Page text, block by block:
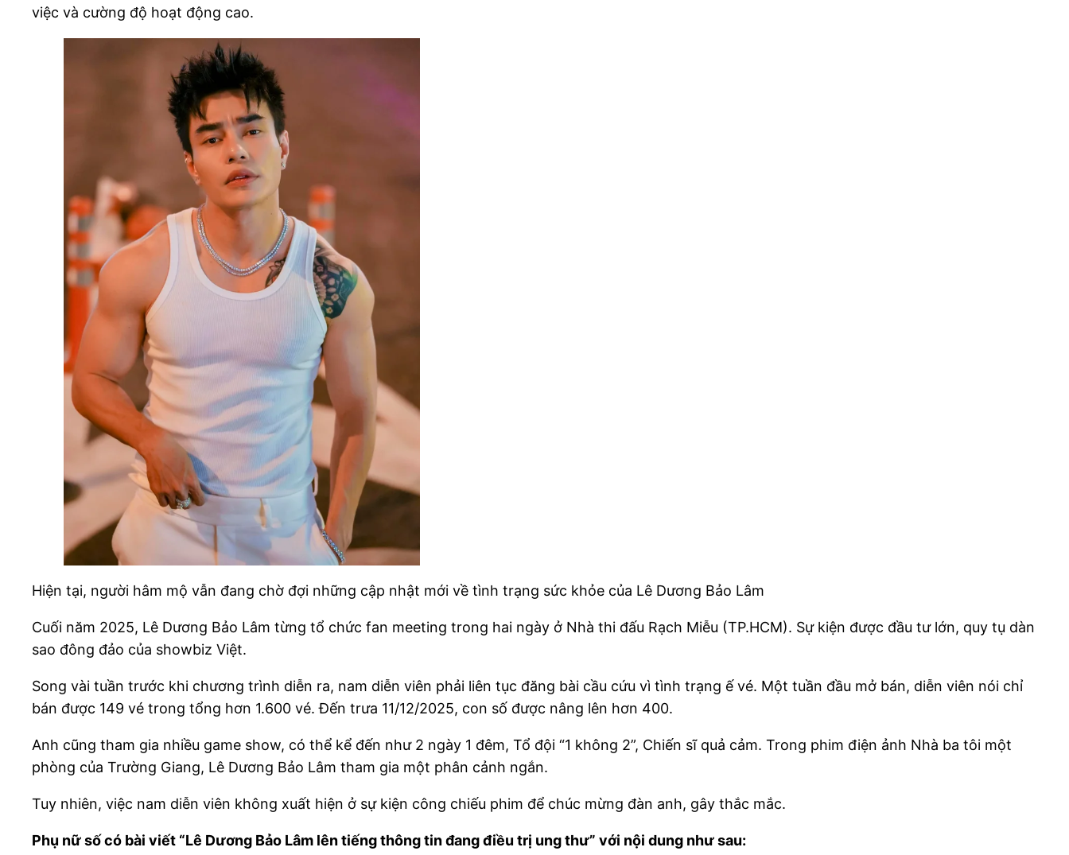
việc và cường độ hoạt động cao.
Hiện tại, người hâm mộ vẫn đang chờ đợi những cập nhật mới về tình trạng sức khỏe của Lê Dương Bảo Lâm
Cuối năm 2025, Lê Dương Bảo Lâm từng tổ chức fan meeting trong hai ngày ở Nhà thi đấu Rạch Miễu (TP.HCM). Sự kiện được đầu tư lớn, quy tụ dàn
sao đông đảo của showbiz Việt.
Song vài tuần trước khi chương trình diễn ra, nam diễn viên phải liên tục đăng bài cầu cứu vì tình trạng ế vé. Một tuần đầu mở bán, diễn viên nói chỉ
bán được 149 vé trong tổng hơn 1.600 vé. Đến trưa 11/12/2025, con số được nâng lên hơn 400.
Anh cũng tham gia nhiều game show, có thể kể đến như 2 ngày 1 đêm, Tổ đội “1 không 2”, Chiến sĩ quả cảm. Trong phim điện ảnh Nhà ba tôi một
phòng của Trường Giang, Lê Dương Bảo Lâm tham gia một phân cảnh ngắn.
Tuy nhiên, việc nam diễn viên không xuất hiện ở sự kiện công chiếu phim để chúc mừng đàn anh, gây thắc mắc.
Phụ nữ số có bài viết “Lê Dương Bảo Lâm lên tiếng thông tin đang điều trị ung thư” với nội dung như sau: